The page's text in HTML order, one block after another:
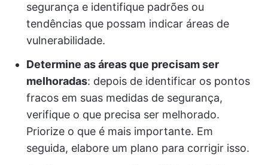
segurança e identifique padrões ou
tendências que possam indicar áreas de
vulnerabilidade.
Determine as áreas que precisam ser
melhoradas: depois de identificar os pontos
fracos em suas medidas de segurança,
verifique o que precisa ser melhorado.
Priorize o que é mais importante. Em
seguida, elabore um plano para corrigir isso.